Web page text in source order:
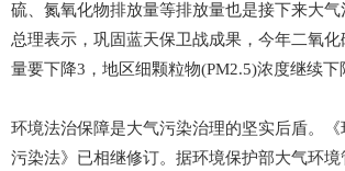
硫、氮氧化物排放量等排放量也是接下来大气
总理表示，巩固蓝天保卫战成果，今年二氧
量要下降3，地区细颗粒物(PM2.5)浓度继续下
环境法治保障是大气污染治理的坚实后盾。
污染法》已相继修订。据环境保护部大气环